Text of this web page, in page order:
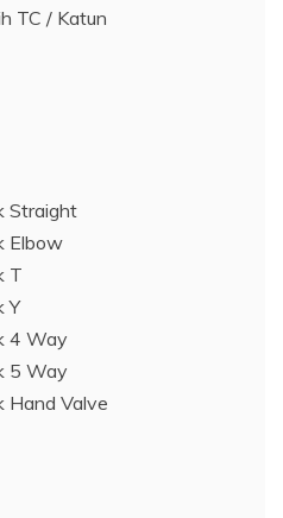
TC / Katun
Straight
Elbow
T
Y
4 Way
5 Way
Hand Valve